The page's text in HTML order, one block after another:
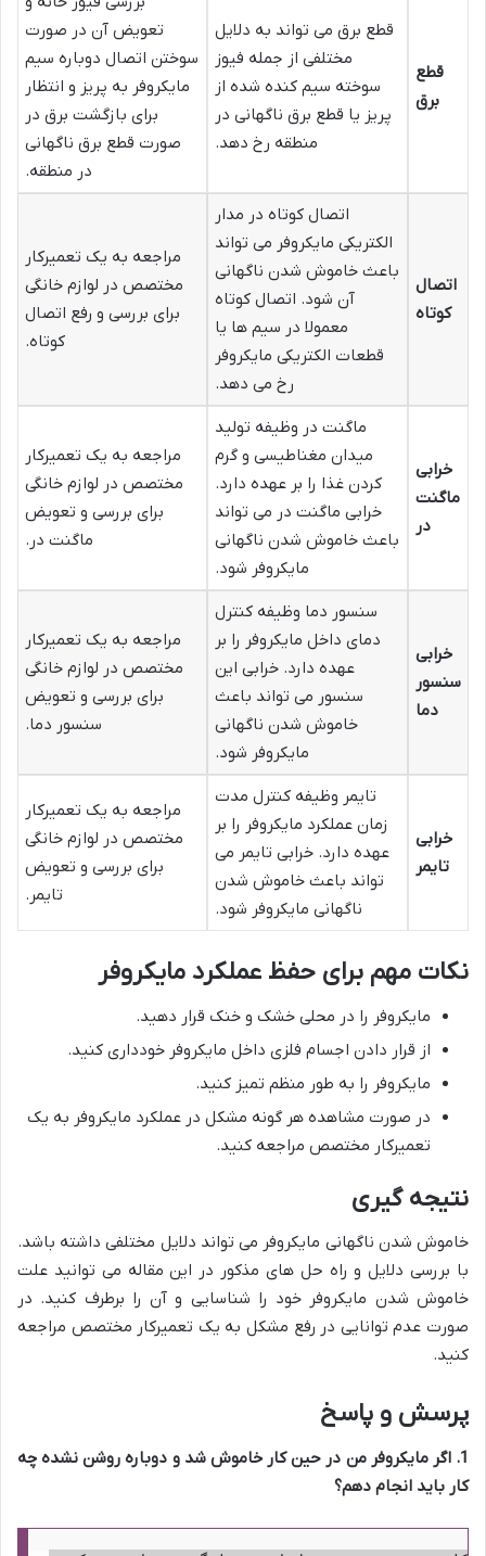
قطع
برق
قطع برق می تواند به دلایل
مختلفی از جمله فیوز
سوخته سیم کنده شده از
پریز یا قطع برق ناگهانی در
منطقه رخ دهد.
تعویض آن در صورت
سوختن اتصال دوباره سیم
مایکروفر به پریز و انتظار
برای بازگشت برق در
صورت قطع برق ناگهانی
در منطقه.
اتصال
کوتاه
اتصال کوتاه در مدار
الکتریکی مایکروفر می تواند
باعث خاموش شدن ناگهانی
آن شود. اتصال کوتاه
معمولا در سیم ها یا
قطعات الکتریکی مایکروفر
رخ می دهد.
مراجعه به یک تعمیرکار
مختصص در لوازم خانگی
برای بررسی و رفع اتصال
کوتاه.
خرابی
ماگنت
در
ماگنت در وظیفه تولید
میدان مغناطیسی و گرم
کردن غذا را بر عهده دارد.
خرابی ماگنت در می تواند
باعث خاموش شدن ناگهانی
مایکروفر شود.
مراجعه به یک تعمیرکار
مختصص در لوازم خانگی
برای بررسی و تعویض
ماگنت در.
خرابی
سنسور
دما
سنسور دما وظیفه کنترل
دمای داخل مایکروفر را بر
عهده دارد. خرابی این
سنسور می تواند باعث
خاموش شدن ناگهانی
مایکروفر شود.
مراجعه به یک تعمیرکار
مختصص در لوازم خانگی
برای بررسی و تعویض
سنسور دما.
خرابی
تایمر
تایمر وظیفه کنترل مدت
زمان عملکرد مایکروفر را بر
عهده دارد. خرابی تایمر می
تواند باعث خاموش شدن
ناگهانی مایکروفر شود.
مراجعه به یک تعمیرکار
مختصص در لوازم خانگی
برای بررسی و تعویض
تایمر.
نکات مهم برای حفظ عملکرد مایکروفر
مایکروفر را در محلی خشک و خنک قرار دهید.
از قرار دادن اجسام فلزی داخل مایکروفر خودداری کنید.
مایکروفر را به طور منظم تمیز کنید.
در صورت مشاهده هر گونه مشکل در عملکرد مایکروفر به یک
تعمیرکار مختصص مراجعه کنید.
نتیجه گیری
خاموش شدن ناگهانی مایکروفر می تواند دلایل مختلفی داشته باشد.
با بررسی دلایل و راه حل های مذکور در این مقاله می توانید علت
خاموش شدن مایکروفر خود را شناسایی و آن را برطرف کنید. در
صورت عدم توانایی در رفع مشکل به یک تعمیرکار مختصص مراجعه
کنید.
پرسش و پاسخ
1. اگر مایکروفر من در حین کار خاموش شد و دوباره روشن نشده چه
کار باید انجام دهم؟